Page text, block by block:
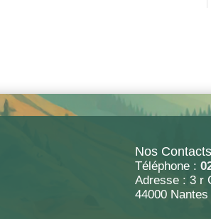
Nos
Téléphone :
Adresse : 3 r
44000 Nantes